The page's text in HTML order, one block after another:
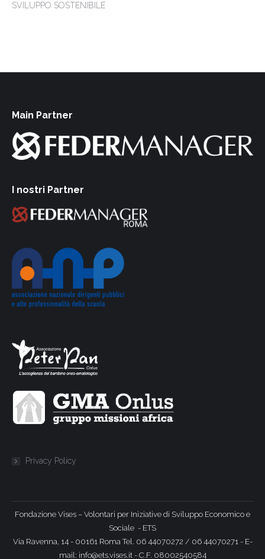
SVILUPPO SOSTENIBILE
Main Partner
I nostri Partner
Privacy Policy
Fondazione Vises – Volontari per Iniziative di Sviluppo Economico e
Sociale - ETS
Via Ravenna, 14 - 00161 Roma Tel. 06 44070272 / 06 44070271 - E-
mail: info@ets.vises.it - C.F. 08002540584